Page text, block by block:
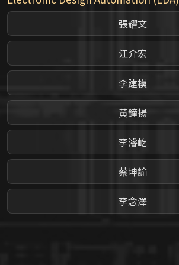
張耀文
江介宏
李建模
黃鐘揚
李濬屹
蔡坤諭
李念澤